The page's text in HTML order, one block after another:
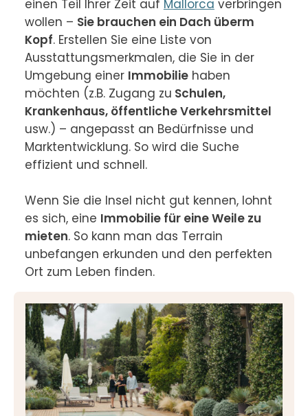
einen Teil Ihrer Zeit auf Mallorca verbringen
wollen – Sie brauchen ein Dach überm
Kopf. Erstellen Sie eine Liste von
Ausstattungsmerkmalen, die Sie in der
Umgebung einer Immobilie haben
möchten (z.B. Zugang zu Schulen,
Krankenhaus, öffentliche Verkehrsmittel
usw.) – angepasst an Bedürfnisse und
Marktentwicklung. So wird die Suche
effizient und schnell.
Wenn Sie die Insel nicht gut kennen, lohnt
es sich, eine Immobilie für eine Weile zu
mieten. So kann man das Terrain
unbefangen erkunden und den perfekten
Ort zum Leben finden.